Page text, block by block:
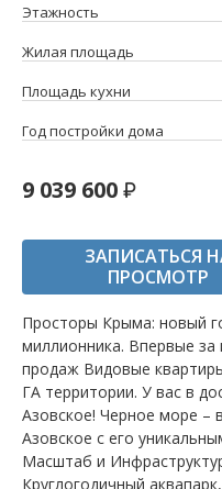
Этажность
Жилая площадь
Площадь кухни
Год постройки дома
9 039 600
ЗАПИСАТЬСЯ
ПРОСМОТР
Просторы Крыма: новый
миллионника. Впервые за
продаж Видовые
ГА территории. У вас в
Азовское! Черное море –
Азовское с его
Масштаб и
Круглогодичный